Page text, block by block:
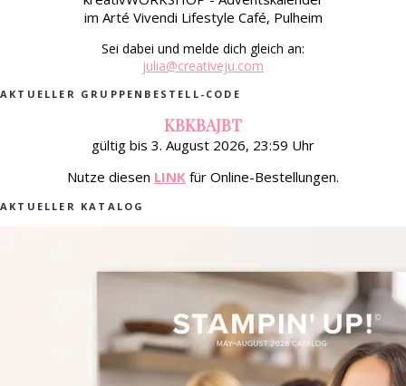
im Arté Vivendi Lifestyle Café, Pulheim
Sei dabei und melde dich gleich an:
julia@creativeju.com
AKTUELLER GRUPPENBESTELL-CODE
KBKBAJBT
gültig bis 3. August 2026, 23:59 Uhr
Nutze diesen LINK für Online-Bestellungen.
AKTUELLER KATALOG